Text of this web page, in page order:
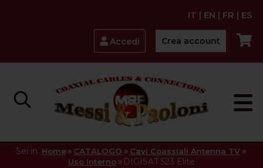
IT | EN | FR | ES
Accedi Crea account
Sei in: Home » CATALOGO » Cavi Coassiali Antenna TV »
Uso Interno » DIGISAT 523 Elite